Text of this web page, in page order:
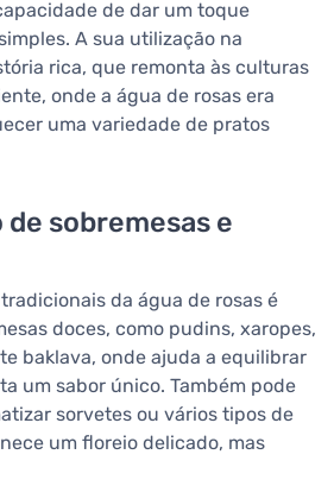
de dar um toque
A sua utilização na
rica, que remonta às culturas
onde a água de rosas era
uma variedade de pratos
sobremesas e
da água de rosas é
doces, como pudins, xaropes,
baklava, onde ajuda a equilibrar
um sabor único. Também pode
sorvetes ou vários tipos de
um floreio delicado, mas